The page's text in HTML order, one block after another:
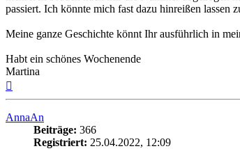
passiert. Ich könnte mich fast dazu hinreißen lassen
Meine ganze Geschichte könnt Ihr ausführlich in
Habt ein schönes Wochenende
Martina
AnnaAn
Beiträge: 366
Registriert: 25.04.2022, 12:09